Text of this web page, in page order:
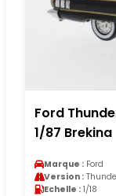
Ford
1/87 Brekina
Marque : Ford
Version :
Echelle : 1/18